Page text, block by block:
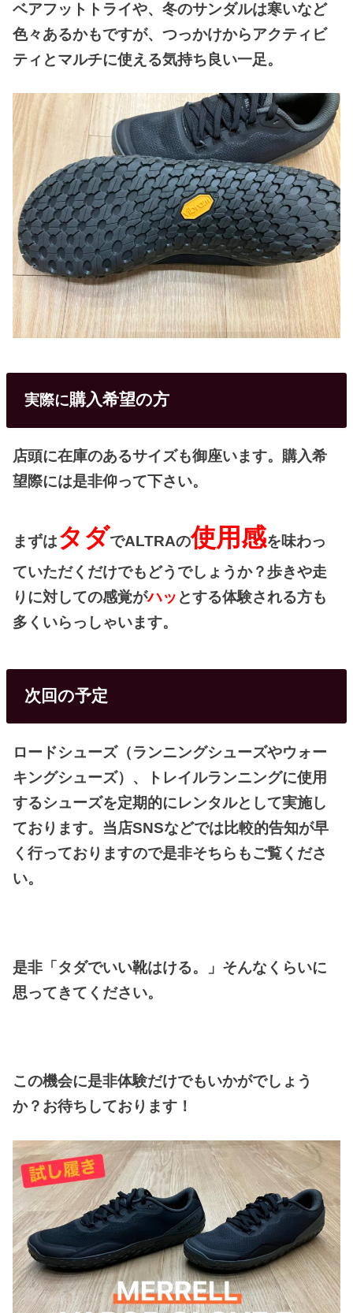
ベアフットトライや、冬のサンダルは寒いなど
色々あるかもですが、つっかけからアクティビ
ティとマルチに使える気持ち良い一足。
実際に購入希望の方
店頭に在庫のあるサイズも御座います。購入希
望際には是非仰って下さい。
まずはタダでALTRAの使用感を味わっ
ていただくだけでもどうでしょうか？歩きや走
りに対しての感覚がハッ とする体験される方も
多くいらっしゃいます。
次回の予定
ロードシューズ（ランニングシューズやウォー
キングシューズ）、トレイルランニングに使用
するシューズを定期的にレンタルとして実施し
ております。当店SNSなどでは比較的告知が早
く行っておりますので是非そちらもご覧くださ
い。
是非「タダでいい靴はける。」そんなくらいに
思ってきてください。
この機会に是非体験だけでもいかがでしょう
か？お待ちしております！